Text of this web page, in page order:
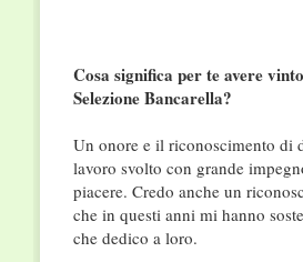
Cosa significa per te avere
Selezione Bancarella?
Un onore e il riconoscimento di
lavoro svolto con grande
piacere. Credo anche un
che in questi anni mi hanno
che dedico a loro.